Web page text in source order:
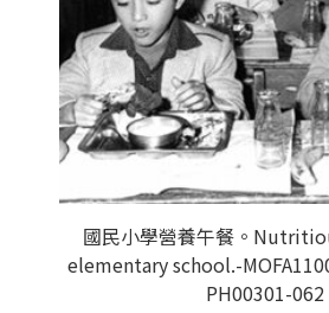
國民小學營養午餐。
elementary school.-
PH00301-062